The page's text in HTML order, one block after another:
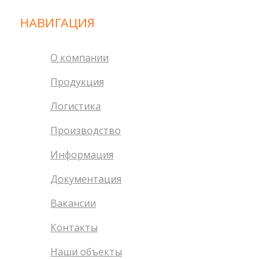
НАВИГАЦИЯ
О компании
Продукция
Логистика
Производство
Информация
Документация
Вакансии
Контакты
Наши объекты